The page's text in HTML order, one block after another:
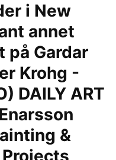
i New
annet
Gardar
Krohg -
DAILY ART
&